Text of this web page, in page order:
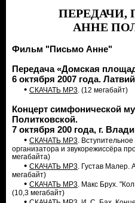
АННЕ
Фильм "Письмо Анне"
Передача «Домская
6 октября 2007 года.
• СКАЧАТЬ MP3 . (12 мегабайт)
Концерт симфонической
Политковской.
7 октября 200 года, г.
• СКАЧАТЬ MP3 .
организатора и звукорежиссёра
мегабайта)
• СКАЧАТЬ MP3 . Густав
мегабайт)
• СКАЧАТЬ MP3 . Макс Брух.
(10,3 мегабайт)